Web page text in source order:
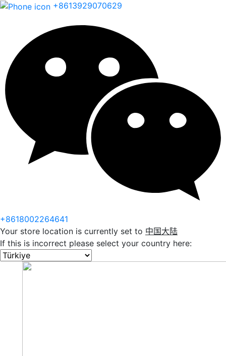
+8613929070629
+8618002264641
Your store location is currently set to 中国大陆
If this is incorrect please select your country here: